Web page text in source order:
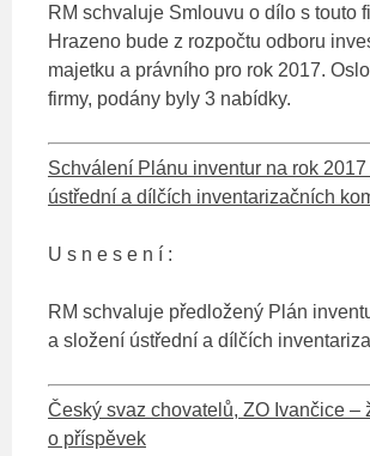
RM schvaluje Smlouvu o dílo s touto
Hrazeno bude z rozpočtu odboru
majetku a právního pro rok 2017.
firmy, podány byly 3 nabídky.
Schválení Plánu inventur na rok
ústřední a dílčích inventarizačních
U s n e s e n í :
RM schvaluje předložený Plán
a složení ústřední a dílčích
Český svaz chovatelů, ZO Ivančice –
o příspěvek